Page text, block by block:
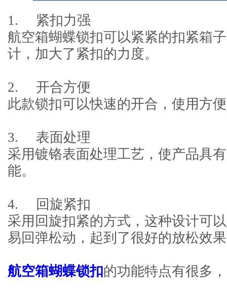
1. 紧扣力强
航空箱蝴蝶锁扣可以紧紧的扣紧箱子
计，加大了紧扣的力度。
2. 开合方便
此款锁扣可以快速的开合，使用方便
3. 表面处理
采用镀铬表面处理工艺，使产品
能。
4. 回旋紧扣
采用回旋扣紧的方式，这种设计可
易回弹松动，起到了很好的放松效果
航空箱蝴蝶锁扣的功能特点有很多